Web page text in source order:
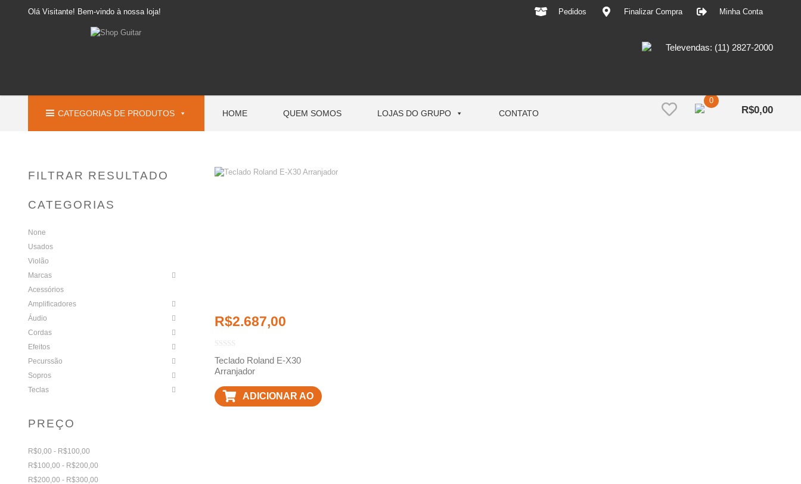
Olá Visitante! Bem-vindo à nossa loja! Pedidos Finalizar Compra Minha Conta
Televendas: (11) 2827-2000
CATEGORIAS DE PRODUTOS HOME QUEM SOMOS LOJAS DO GRUPO CONTATO
0
R$0,00
R$2.687,00
Teclado Roland E-X30
Arranjador
ADICIONAR AO
FILTRAR RESULTADO
CATEGORIAS
None
Usados
Violão
Marcas
Acessórios
Amplificadores
Áudio
Cordas
Efeitos
Pecurssão
Sopros
Teclas
PREÇO
R$0,00 - R$100,00
R$100,00 - R$200,00
R$200,00 - R$300,00